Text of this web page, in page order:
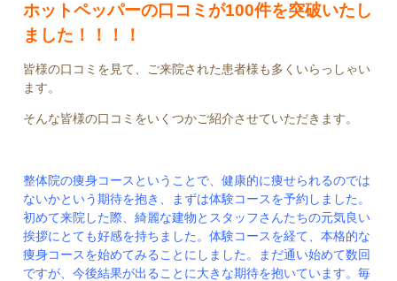
ホットペッパーの口コミが100件を突破いたし
ました！！！！
皆様の口コミを見て、ご来院された患者様も多くいらっしゃい
ます。
そんな皆様の口コミをいくつかご紹介させていただきます。
整体院の痩身コースということで、健康的に痩せられるのでは
ないかという期待を抱き、まずは体験コースを予約しました。
初めて来院した際、綺麗な建物とスタッフさんたちの元気良い
挨拶にとても好感を持ちました。体験コースを経て、本格的な
痩身コースを始めてみることにしました。まだ通い始めて数回
ですが、今後結果が出ることに大きな期待を抱いています。毎